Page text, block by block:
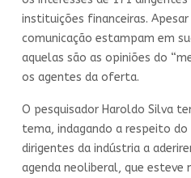
instituições financeiras.
comunicação estampam em
aquelas são as opiniões do
os agentes da oferta.
O pesquisador Haroldo Silva
tema, indagando a respeito
dirigentes da indústria a
agenda neoliberal, que esteve